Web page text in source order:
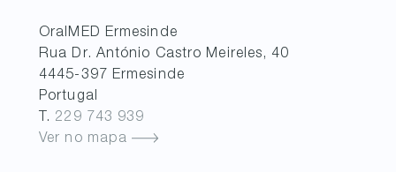
OralMED Ermesinde
Rua Dr. António Castro Meireles, 40
4445-397 Ermesinde
Portugal
T. 229 743 939
Ver no mapa